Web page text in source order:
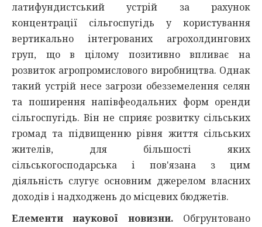
латифундистський устрій за рахунок
концентрації сільгоспугідь у користування
вертикально інтегрованих агрохолдингових
груп, що в цілому позитивно впливає на
розвиток агропромислового виробництва. Однак
такий устрій несе загрози обезземелення селян
та поширення напівфеодальних форм оренди
сільгоспугідь. Він не сприяє розвитку сільських
громад та підвищенню рівня життя сільських
жителів, для більшості яких
сільськогосподарська і пов'язана з цим
діяльність слугує основним джерелом власних
доходів і надходжень до місцевих бюджетів.
Елементи наукової новизни. Обгрунтовано